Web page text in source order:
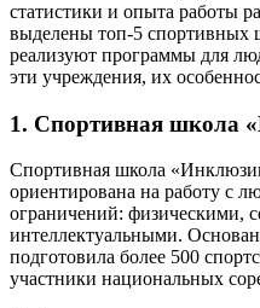
статистики и опыта работы
выделены топ-5 спортивных
реализуют программы для
эти учреждения, их
1. Спортивная школа
Спортивная школа
ориентирована на работу с
ограничений: физическими,
интеллектуальными.
подготовила более 500
участники национальных